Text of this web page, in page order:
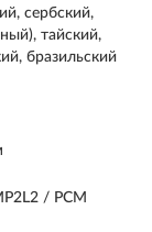
сербский,
тайский,
бразильский
/ PCM